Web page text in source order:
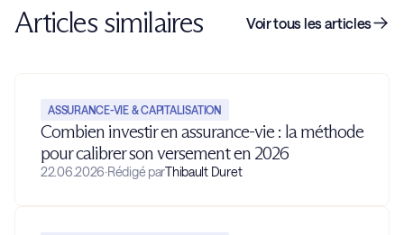
Articles similaires Voir tous les articles
ASSURANCE-VIE & CAPITALISATION
Combien investir en assurance-vie : la méthode
pour calibrer son versement en 2026
22.06.2026·Rédigé parThibault Duret